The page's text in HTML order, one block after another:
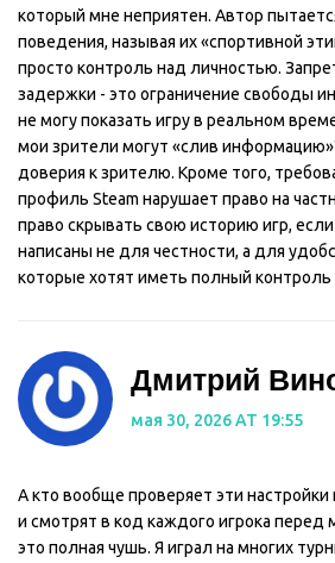
который мне неприятен. Автор
поведения, называя их «спортивной
просто контроль над личностью.
задержки - это ограничение свободы
не могу показать игру в реальном
мои зрители могут «слив
доверия к зрителю. Кроме того,
профиль Steam нарушает право на
право скрывать свою историю игр,
написаны не для честности, а для
которые хотят иметь полный контроль
Дмитрий
мая 30, 2026 AT 19:55
А кто вообще проверяет эти
и смотрят в код каждого игрока перед
это полная чушь. Я играл на многих